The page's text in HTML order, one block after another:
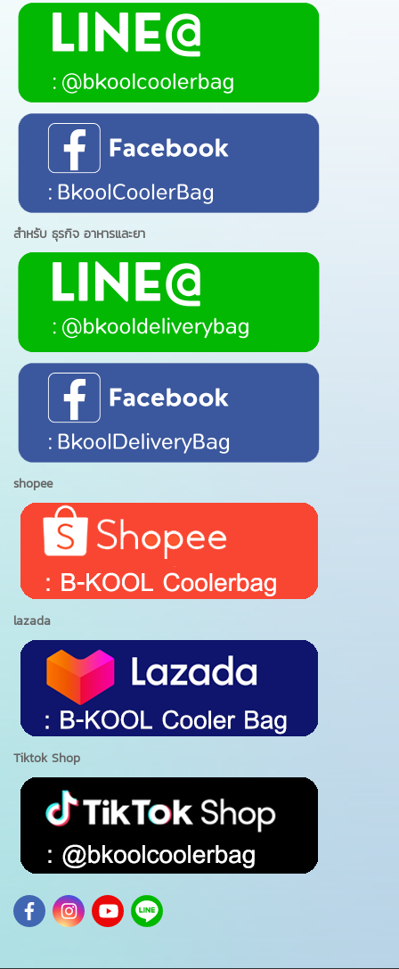
สำหรับ ธุรกิจ อาหารและยา
shopee
lazada
Tiktok Shop